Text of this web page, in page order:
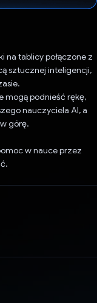
na tablicy połączone z
sztucznej inteligencji,
mogą podnieść rękę,
nauczyciela AI, a
górę.
w nauce przez